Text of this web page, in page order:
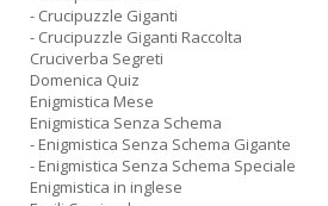
- Crucipuzzle Giganti
- Crucipuzzle Giganti Raccolta
Cruciverba Segreti
Domenica Quiz
Enigmistica Mese
Enigmistica Senza Schema
- Enigmistica Senza Schema Gigante
- Enigmistica Senza Schema Speciale
Enigmistica in inglese